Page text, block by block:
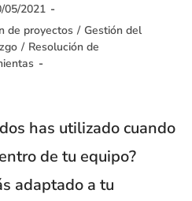
05/2021
de proyectos / Gestión del
/ Resolución de
has utilizado cuando
de tu equipo?
adaptado a tu